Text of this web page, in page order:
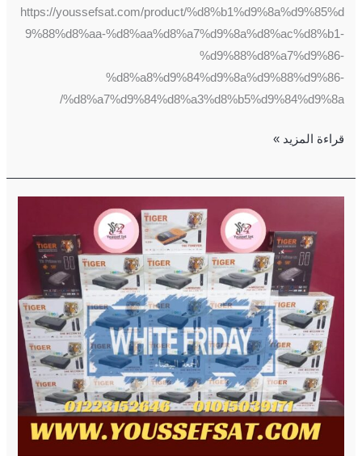
https://youssefsat.com/product/%d8%b1%d9%8a%d9%85%d
9%88%d8%aa-%d8%aa%d8%a7%d9%8a%d8%ac%d8%b1-
%d9%88%d8%a7%d9%86-
%d8%a8%d9%84%d9%8a%d9%88%d9%86-
%d8%a7%d9%84%d8%a3%d8%b5%d9%84%d9%8a/
قراءة المزيد »
البيضاء(
Friday
واقوى
احهزة
الفوركى